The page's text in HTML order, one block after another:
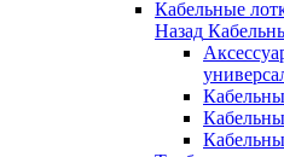
Кабельные
Назад